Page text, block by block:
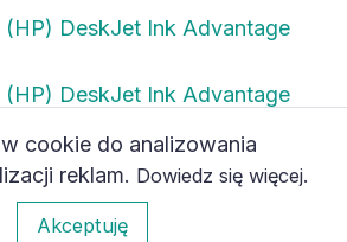
0
(HP) DeskJet Ink Advantage
(HP) DeskJet Ink Advantage
(HP) DeskJet Ink Advantage
(HP) DeskJet Ink Advantage
cookie do analizowania
reklam.Dowiedz się więcej
Akceptuję